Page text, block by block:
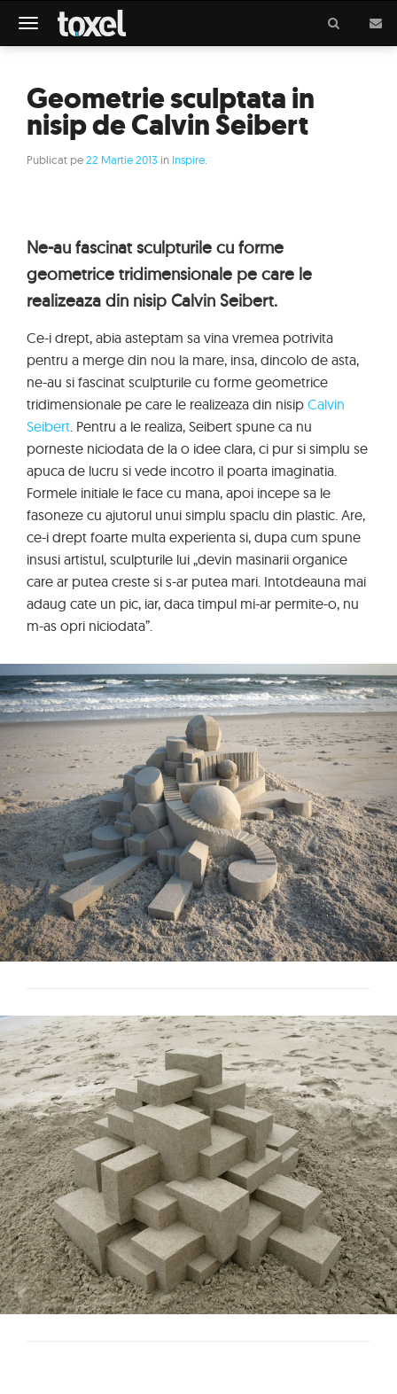
Meniu
Geometrie sculptata in
nisip de Calvin Seibert
Publicat pe22 Martie 2013 in Inspire
Ne-au fascinat sculpturile cu forme
geometrice tridimensionale pe care le
realizeaza din nisip Calvin Seibert.
Ce-i drept, abia asteptam sa vina vremea potrivita
pentru a merge din nou la mare, insa, dincolo de asta,
ne-au si fascinat sculpturile cu forme geometrice
tridimensionale pe care le realizeaza din nisip Calvin
Seibert. Pentru a le realiza, Seibert spune ca nu
porneste niciodata de la o idee clara, ci pur si simplu se
apuca de lucru si vede incotro il poarta imaginatia.
Formele initiale le face cu mana, apoi incepe sa le
fasoneze cu ajutorul unui simplu spaclu din plastic. Are,
ce-i drept foarte multa experienta si, dupa cum spune
insusi artistul, sculpturile lui „devin masinarii organice
care ar putea creste si s-ar putea mari. Intotdeauna mai
adaug cate un pic, iar, daca timpul mi-ar permite-o, nu
m-as opri niciodata”.